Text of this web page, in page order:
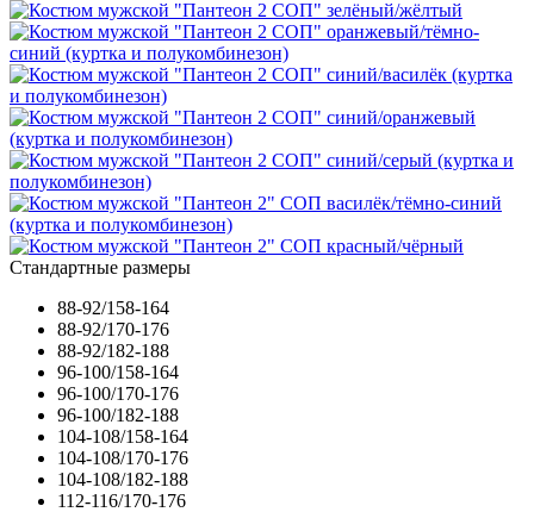
Стандартные размеры
88-92/158-164
88-92/170-176
88-92/182-188
96-100/158-164
96-100/170-176
96-100/182-188
104-108/158-164
104-108/170-176
104-108/182-188
112-116/170-176